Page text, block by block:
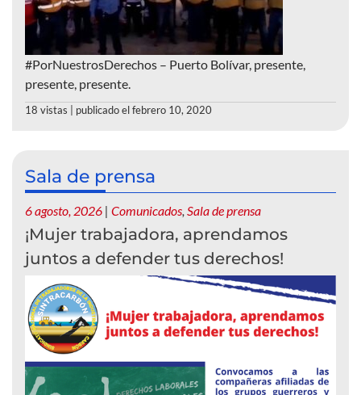
#PorNuestrosDerechos – Puerto Bolívar, presente,
presente, presente.
18 vistas publicado el febrero 10, 2020
Sala de prensa
6 agosto, 2026 | Comunicados, Sala de prensa
¡Mujer trabajadora, aprendamos
juntos a defender tus derechos!